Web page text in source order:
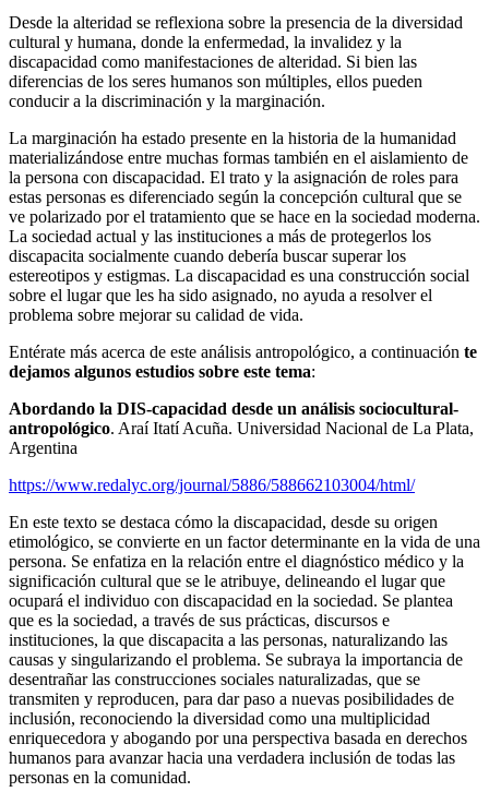
Desde la alteridad se reflexiona sobre la presencia de la diversidad
cultural y humana, donde la enfermedad, la invalidez y la
discapacidad como manifestaciones de alteridad. Si bien las
diferencias de los seres humanos son múltiples, ellos pueden
conducir a la discriminación y la marginación.
La marginación ha estado presente en la historia de la humanidad
materializándose entre muchas formas también en el aislamiento de
la persona con discapacidad. El trato y la asignación de roles para
estas personas es diferenciado según la concepción cultural que se
ve polarizado por el tratamiento que se hace en la sociedad moderna.
La sociedad actual y las instituciones a más de protegerlos los
discapacita socialmente cuando debería buscar superar los
estereotipos y estigmas. La discapacidad es una construcción social
sobre el lugar que les ha sido asignado, no ayuda a resolver el
problema sobre mejorar su calidad de vida.
Entérate más acerca de este análisis antropológico, a continuación te
dejamos algunos estudios sobre este tema:
Abordando la DIS-capacidad desde un análisis sociocultural-
antropológico. Araí Itatí Acuña. Universidad Nacional de La Plata,
Argentina
https://www.redalyc.org/journal/5886/588662103004/html/
En este texto se destaca cómo la discapacidad, desde su origen
etimológico, se convierte en un factor determinante en la vida de una
persona. Se enfatiza en la relación entre el diagnóstico médico y la
significación cultural que se le atribuye, delineando el lugar que
ocupará el individuo con discapacidad en la sociedad. Se plantea
que es la sociedad, a través de sus prácticas, discursos e
instituciones, la que discapacita a las personas, naturalizando las
causas y singularizando el problema. Se subraya la importancia de
desentrañar las construcciones sociales naturalizadas, que se
transmiten y reproducen, para dar paso a nuevas posibilidades de
inclusión, reconociendo la diversidad como una multiplicidad
enriquecedora y abogando por una perspectiva basada en derechos
humanos para avanzar hacia una verdadera inclusión de todas las
personas en la comunidad.